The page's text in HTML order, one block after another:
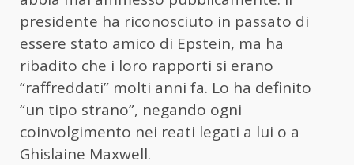
presidente ha riconosciuto in passato di
essere stato amico di Epstein, ma ha
ribadito che i loro rapporti si erano
“raffreddati” molti anni fa. Lo ha definito
“un tipo strano”, negando ogni
coinvolgimento nei reati legati a lui o a
Ghislaine Maxwell.